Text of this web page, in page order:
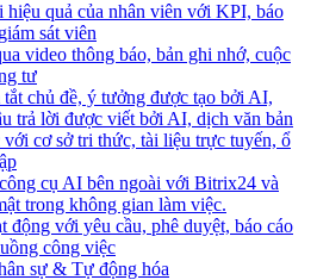
hiệu quả của nhân viên với KPI, báo
sát viên
video thông báo, bản ghi nhớ, cuộc
tư
chủ đề, ý tưởng được tạo bởi AI,
trả lời được viết bởi AI, dịch văn bản
cơ sở tri thức, tài liệu trực tuyến, ổ
cụ AI bên ngoài với Bitrix24 và
trong không gian làm việc.
động với yêu cầu, phê duyệt, báo cáo
công việc
sự & Tự động hóa